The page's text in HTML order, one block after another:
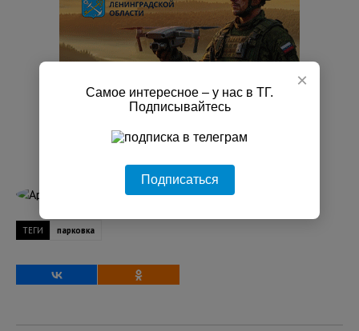
Артём Александров
ТЕГИ парковка
×
Самое интересное – у нас в ТГ.
Подписывайтесь
Подписаться